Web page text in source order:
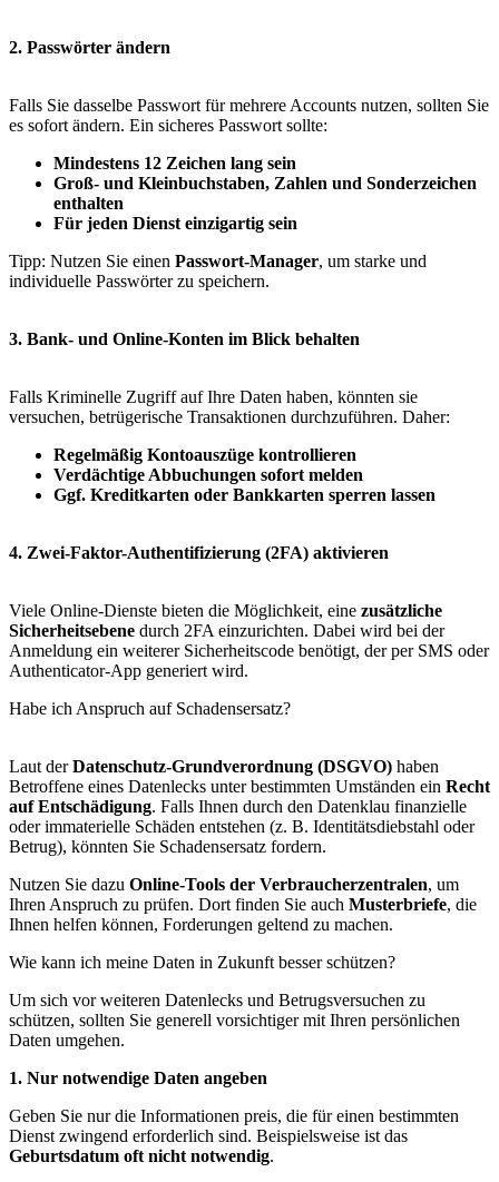
2. Passwörter ändern
Falls Sie dasselbe Passwort für mehrere Accounts nutzen, sollten Sie
es sofort ändern. Ein sicheres Passwort sollte:
Mindestens 12 Zeichen lang sein
Groß- und Kleinbuchstaben, Zahlen und Sonderzeichen
enthalten
Für jeden Dienst einzigartig sein
Tipp: Nutzen Sie einen Passwort-Manager, um starke und
individuelle Passwörter zu speichern.
3. Bank- und Online-Konten im Blick behalten
Falls Kriminelle Zugriff auf Ihre Daten haben, könnten sie
versuchen, betrügerische Transaktionen durchzuführen. Daher:
Regelmäßig Kontoauszüge kontrollieren
Verdächtige Abbuchungen sofort melden
Ggf. Kreditkarten oder Bankkarten sperren lassen
4. Zwei-Faktor-Authentifizierung (2FA) aktivieren
Viele Online-Dienste bieten die Möglichkeit, eine zusätzliche
Sicherheitsebene durch 2FA einzurichten. Dabei wird bei der
Anmeldung ein weiterer Sicherheitscode benötigt, der per SMS oder
Authenticator-App generiert wird.
Habe ich Anspruch auf Schadensersatz?
Laut derDatenschutz-Grundverordnung (DSGVO) haben
Betroffene eines Datenlecks unter bestimmten Umständen ein Recht
auf Entschädigung. Falls Ihnen durch den Datenklau finanzielle
oder immaterielle Schäden entstehen (z. B. Identitätsdiebstahl oder
Betrug), könnten Sie Schadensersatz fordern.
Nutzen Sie dazu Online-Tools der Verbraucherzentralen, um
Ihren Anspruch zu prüfen. Dort finden Sie auch Musterbriefe, die
Ihnen helfen können, Forderungen geltend zu machen.
Wie kann ich meine Daten in Zukunft besser schützen?
Um sich vor weiteren Datenlecks und Betrugsversuchen zu
schützen, sollten Sie generell vorsichtiger mit Ihren persönlichen
Daten umgehen.
1. Nur notwendige Daten angeben
Geben Sie nur die Informationen preis, die für einen bestimmten
Dienst zwingend erforderlich sind. Beispielsweise ist das
Geburtsdatum oft nicht notwendig.